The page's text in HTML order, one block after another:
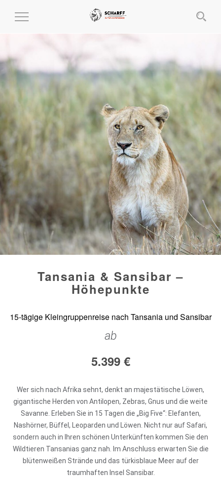
MENÜ
AUSKLAPPEN
Tansania & Sansibar –
Höhepunkte
15-tägige Kleingruppenreise nach Tansania und Sansibar
ab
5.399 €
Wer sich nach Afrika sehnt, denkt an majestätische Löwen,
gigantische Herden von Antilopen, Zebras, Gnus und die weite
Savanne. Erleben Sie in 15 Tagen die „Big Five“: Elefanten,
Nashörner, Büffel, Leoparden und Löwen. Nicht nur auf Safari,
sondern auch in Ihren schönen Unterkünften kommen Sie den
Wildtieren Tansanias ganz nah. Im Anschluss erwarten Sie die
blütenweißen Strände und das türkisblaue Meer auf der
traumhaften Insel Sansibar.